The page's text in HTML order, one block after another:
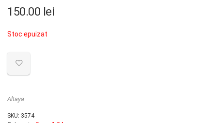
150.00 lei
Stoc epuizat
Altaya
SKU: 3574